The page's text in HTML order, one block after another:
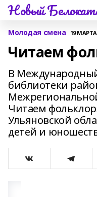
Новый
Молодая смена 19 МАРТА
Читаем
В
библиотеки
Читаем
Ульяновской
детей и